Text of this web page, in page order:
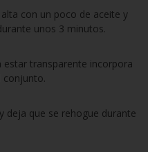
con un poco de aceite y
unos 3 minutos.
estar transparente incorpora
conjunto.
deja que se rehogue durante